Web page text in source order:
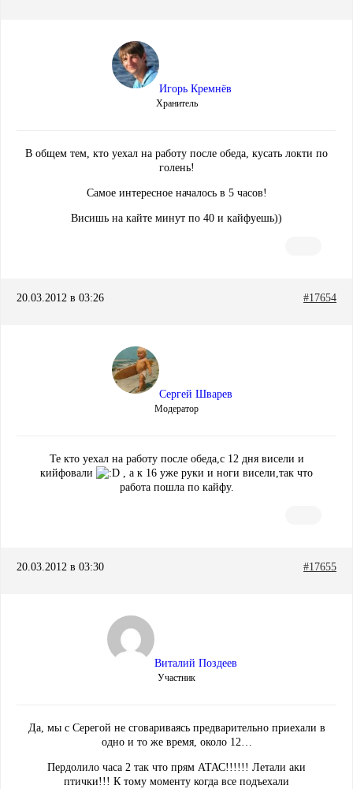
Игорь Кремнёв
Хранитель
В общем тем, кто уехал на работу после обеда, кусать локти по
голень!
Самое интересное началось в 5 часов!
Висишь на кайте минут по 40 и кайфуешь))
20.03.2012 в 03:26 #17654
Сергей Шварев
Модератор
Те кто уехал на работу после обеда,с 12 дня висели и
кийфовали
, а к 16 уже руки и ноги висели,так что
работа пошла по кайфу.
20.03.2012 в 03:30 #17655
Виталий Поздеев
Участник
Да, мы с Серегой не сговариваясь предварительно приехали в
одно и то же время, около 12…
Пердолило часа 2 так что прям АТАС!!!!!! Летали аки
птички!!! К тому моменту когда все подъехали